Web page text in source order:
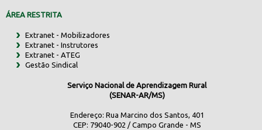
ÁREA RESTRITA
Extranet - Mobilizadores
Extranet - Instrutores
Extranet - ATEG
Gestão Sindical
Serviço Nacional de Aprendizagem Rural
(SENAR-AR/MS)
Endereço: Rua Marcino dos Santos, 401
CEP: 79040-902 / Campo Grande - MS